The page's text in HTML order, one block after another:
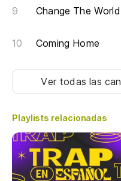
Change The World
Coming Home
Ver todas las
Playlists relacionadas